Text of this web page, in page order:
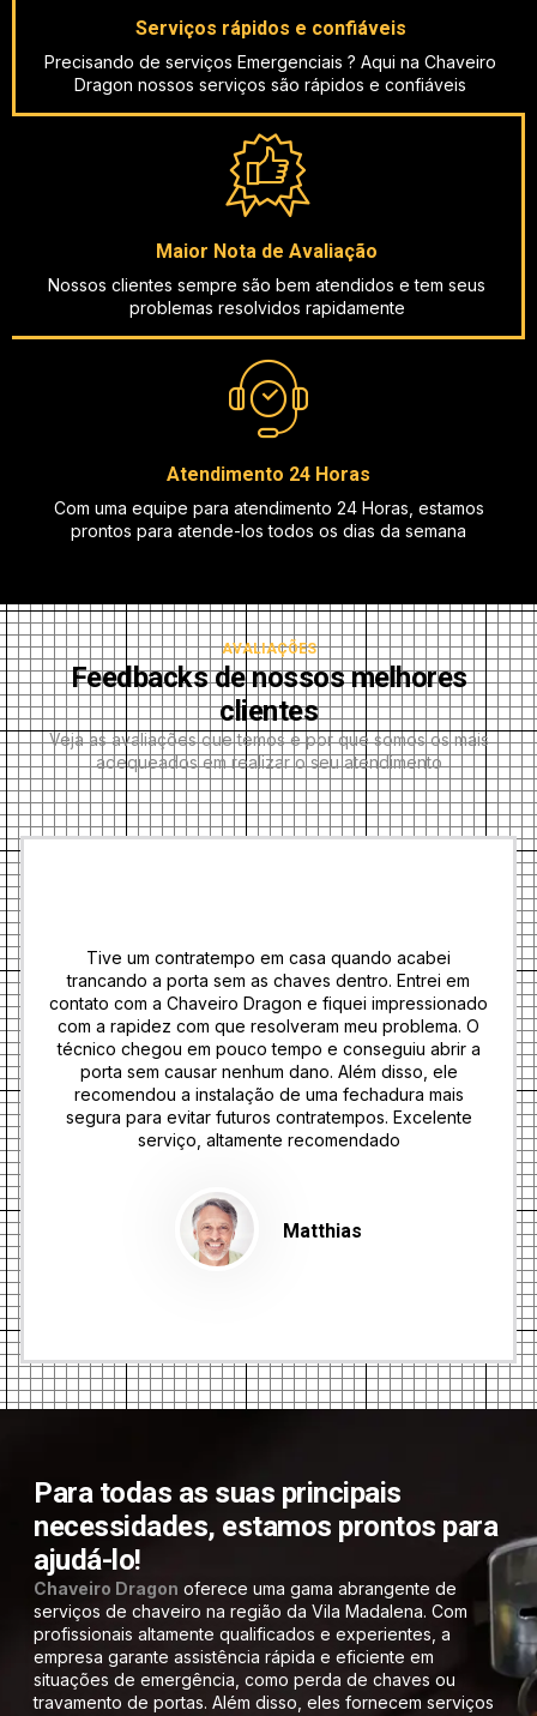
Serviços rápidos e confiáveis
Precisando de serviços Emergenciais ? Aqui na Chaveiro
Dragon nossos serviços são rápidos e confiáveis
Maior Nota de Avaliação
Nossos clientes sempre são bem atendidos e tem seus
problemas resolvidos rapidamente
Atendimento 24 Horas
Com uma equipe para atendimento 24 Horas, estamos
prontos para atende-los todos os dias da semana
AVALIAÇÕES
Feedbacks de nossos melhores
clientes
Veja as avaliações que temos e por que somos os mais
adequeados em realizar o seu atendimento
Tive um contratempo em casa quando acabei
trancando a porta sem as chaves dentro. Entrei em
contato com a Chaveiro Dragon e fiquei impressionado
com a rapidez com que resolveram meu problema. O
técnico chegou em pouco tempo e conseguiu abrir a
porta sem causar nenhum dano. Além disso, ele
recomendou a instalação de uma fechadura mais
segura para evitar futuros contratempos. Excelente
serviço, altamente recomendado
Matthias
Para todas as suas principais
necessidades, estamos prontos para
ajudá-lo!
Chaveiro Dragon oferece uma gama abrangente de
serviços de chaveiro na região da Vila Madalena. Com
profissionais altamente qualificados e experientes, a
empresa garante assistência rápida e eficiente em
situações de emergência, como perda de chaves ou
travamento de portas. Além disso, eles fornecem serviços